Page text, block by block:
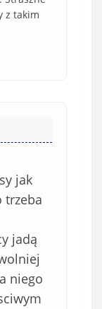
z takim
jak
trzeba
jadą
niego